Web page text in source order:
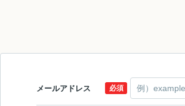
メールアドレス 必須